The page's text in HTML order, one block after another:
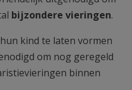
bijzondere vieringen.
kind te laten vormen
om nog geregeld
binnen